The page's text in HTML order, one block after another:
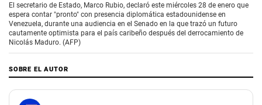
El secretario de Estado, Marco Rubio, declaró este miércoles 28 de enero que
espera contar "pronto" con presencia diplomática estadounidense en
Venezuela, durante una audiencia en el Senado en la que trazó un futuro
cautamente optimista para el país caribeño después del derrocamiento de
Nicolás Maduro. (AFP)
SOBRE EL AUTOR